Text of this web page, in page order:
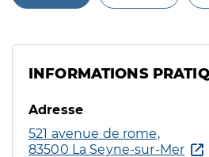
INFORMATIONS
Adresse
521 avenue de rome,
83500 La Seyne-sur-Mer